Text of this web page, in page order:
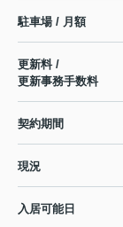
駐車場 / 月額
更新料 /
更新事務手数料
契約期間
現況
入居可能日